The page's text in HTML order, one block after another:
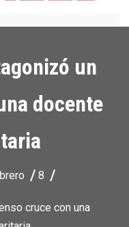
un
docente
8
cruce con una